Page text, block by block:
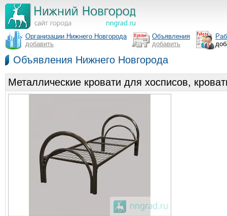
Организации Нижнего Новгорода
добавить
Объявления
добавить
Объявления Нижнего Новгорода
Металлические кровати для хосписов,